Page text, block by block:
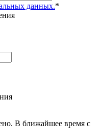
данных.*
В ближайшее время с